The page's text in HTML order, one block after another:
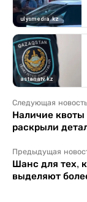
Следующая новость
Наличие квоты
раскрыли
Предыдущая
Шанс для тех,
выделяют